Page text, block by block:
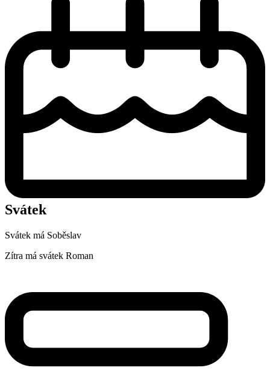
Svátek
Svátek má Soběslav
Zítra má svátek Roman